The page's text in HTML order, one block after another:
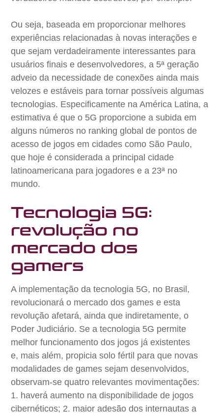
Ou seja, baseada em proporcionar melhores
experiências relacionadas à novas interações e
que sejam verdadeiramente interessantes para
usuários finais e desenvolvedores, a 5ª geração
adveio da necessidade de conexões ainda mais
velozes e estáveis para tornar possíveis algumas
tecnologias. Especificamente na América Latina, a
estimativa é que o 5G proporcione a subida em
alguns números no ranking global de pontos de
acesso de jogos em cidades como São Paulo,
que hoje é considerada a principal cidade
latinoamericana para jogadores e a 23ª no
mundo.
Tecnologia 5G:
revolução no
mercado dos
gamers
A implementação da tecnologia 5G, no Brasil,
revolucionará o mercado dos games e esta
revolução afetará, ainda que indiretamente, o
Poder Judiciário. Se a tecnologia 5G permite
melhor funcionamento dos jogos já existentes
e, mais além, propicia solo fértil para que novas
modalidades de games sejam desenvolvidos,
observam-se quatro relevantes movimentações:
1. haverá aumento na disponibilidade de jogos
cibernéticos; 2. maior adesão dos internautas a